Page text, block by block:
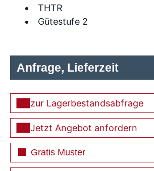
THTR
Gütestufe 2
Anfrage, Lieferzeit
zur Lagerbestandsabfrage
Jetzt Angebot anfordern
Gratis Muster